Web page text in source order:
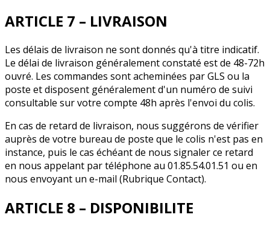
ARTICLE 7 – LIVRAISON
Les délais de livraison ne sont donnés qu'à titre indicatif.
Le délai de livraison généralement constaté est de 48-72h
ouvré. Les commandes sont acheminées par GLS ou la
poste et disposent généralement d'un numéro de suivi
consultable sur votre compte 48h après l'envoi du colis.
En cas de retard de livraison, nous suggérons de vérifier
auprès de votre bureau de poste que le colis n'est pas en
instance, puis le cas échéant de nous signaler ce retard
en nous appelant par téléphone au 01.85.54.01.51 ou en
nous envoyant un e-mail (Rubrique Contact).
ARTICLE 8 – DISPONIBILITE